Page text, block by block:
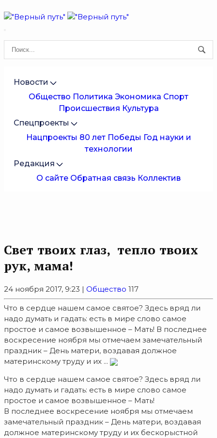
Новости
Общество Политика Экономика Спорт
Происшествия Культура
Спецпроекты
Нацпроекты 80 лет Победы Год науки и
технологии
Редакция
О сайте Обратная связь Коллектив
Свет твоих глаз, тепло твоих
рук, мама!
24 ноября 2017, 9:23 | Общество 117
Что в сердце нашем самое святое? Здесь вряд ли
надо думать и гадать: есть в мире слово самое
простое и самое возвышенное – Мать! В последнее
воскресение ноября мы отмечаем замечательный
праздник – День матери, воздавая должное
материнскому труду и их ...
Что в сердце нашем самое святое? Здесь вряд ли
надо думать и гадать: есть в мире слово самое
простое и самое возвышенное – Мать!
В последнее воскресение ноября мы отмечаем
замечательный праздник – День матери, воздавая
должное материнскому труду и их бескорыстной